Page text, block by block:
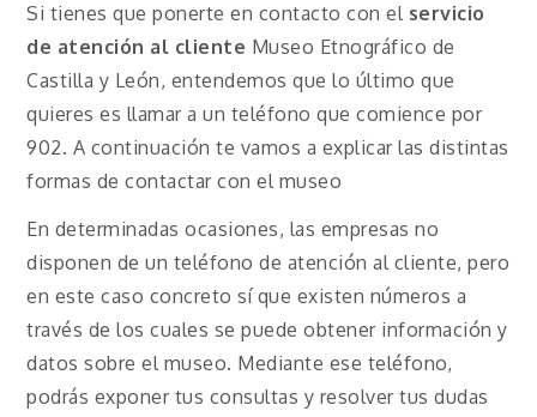
Si tienes que ponerte en contacto con el servicio
de atención al cliente Museo Etnográfico de
Castilla y León, entendemos que lo último que
quieres es llamar a un teléfono que comience por
902. A continuación te vamos a explicar las distintas
formas de contactar con el museo
En determinadas ocasiones, las empresas no
disponen de un teléfono de atención al cliente, pero
en este caso concreto sí que existen números a
través de los cuales se puede obtener información y
datos sobre el museo. Mediante ese teléfono,
podrás exponer tus consultas y resolver tus dudas